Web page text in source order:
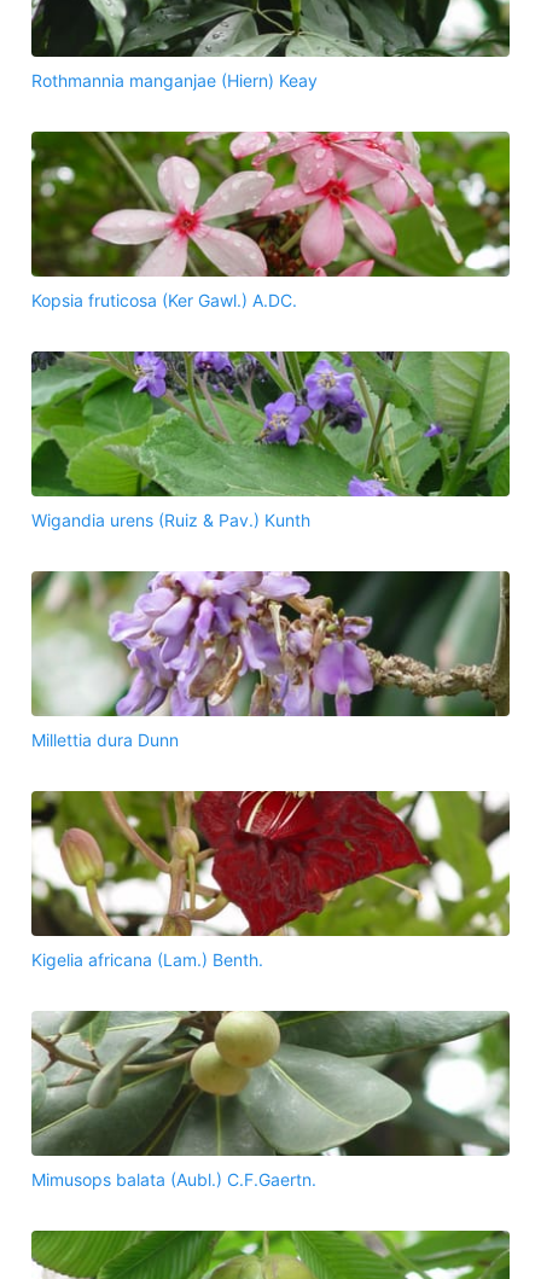
Rothmannia manganjae (Hiern) Keay
Kopsia fruticosa (Ker Gawl.) A.DC.
Wigandia urens (Ruiz & Pav.) Kunth
Millettia dura Dunn
Kigelia africana (Lam.) Benth.
Mimusops balata (Aubl.) C.F.Gaertn.